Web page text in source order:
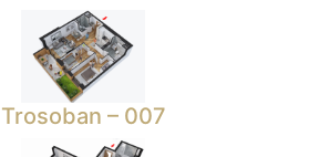
Trosoban – 007